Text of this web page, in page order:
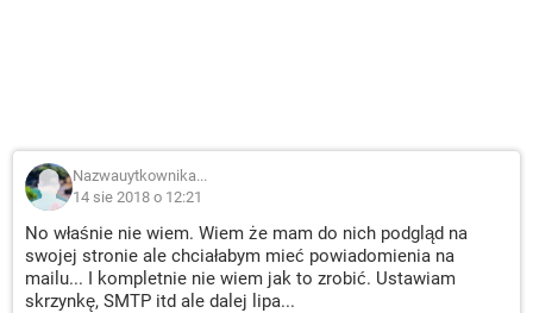
Nazwauytkownika...
14 sie 2018 o 12:21
No właśnie nie wiem. Wiem że mam do nich podgląd na
swojej stronie ale chciałabym mieć powiadomienia na
mailu... I kompletnie nie wiem jak to zrobić. Ustawiam
skrzynkę, SMTP itd ale dalej lipa...